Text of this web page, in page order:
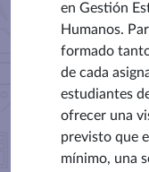
en Gestión
Humanos.
formado
de cada
estudiantes
ofrecer una
previsto que
mínimo, una